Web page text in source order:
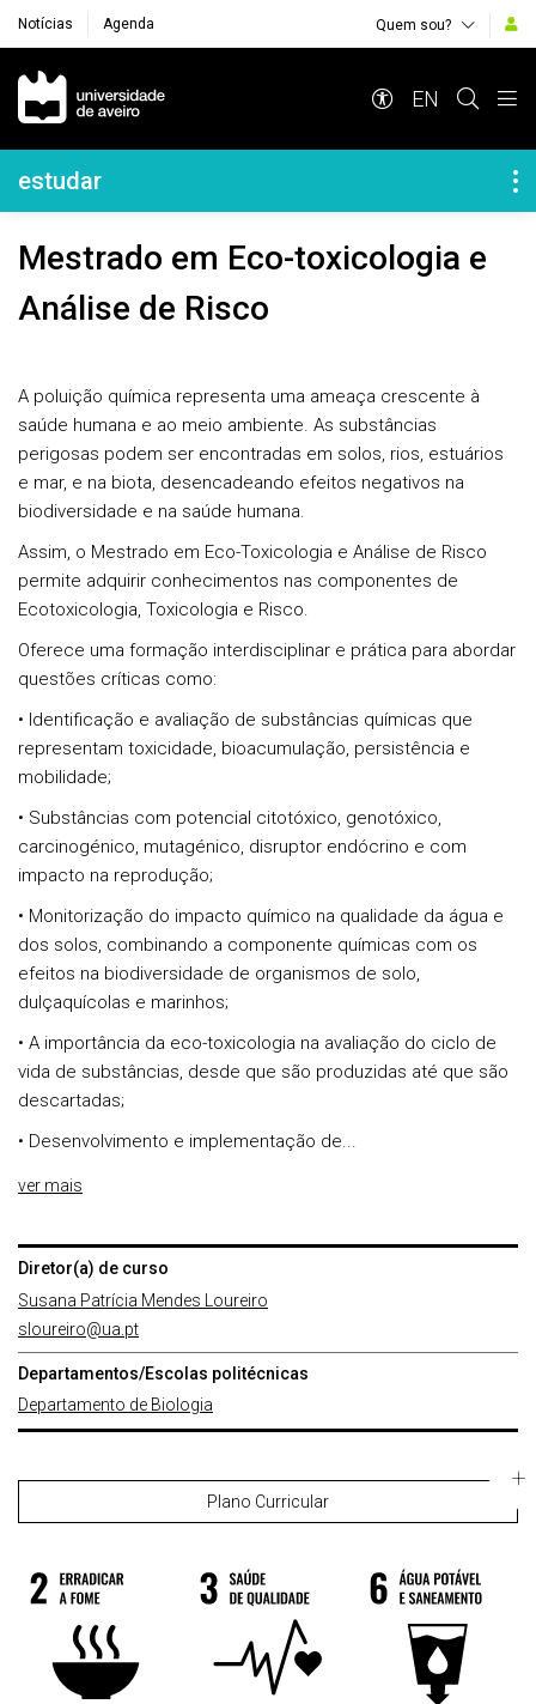
Notícias Agenda Quem sou?
Navegação Principal
EN
Navegação Lateral
estudar
Mestrado em Eco-toxicologia e
Análise de Risco
A poluição química representa uma ameaça crescente à
saúde humana e ao meio ambiente. As substâncias
perigosas podem ser encontradas em solos, rios, estuários
e mar, e na biota, desencadeando efeitos negativos na
biodiversidade e na saúde humana.
Assim, o Mestrado em Eco-Toxicologia e Análise de Risco
permite adquirir conhecimentos nas componentes de
Ecotoxicologia, Toxicologia e Risco.
Oferece uma formação interdisciplinar e prática para abordar
questões críticas como:
• Identificação e avaliação de substâncias químicas que
representam toxicidade, bioacumulação, persistência e
mobilidade;
• Substâncias com potencial citotóxico, genotóxico,
carcinogénico, mutagénico, disruptor endócrino e com
impacto na reprodução;
• Monitorização do impacto químico na qualidade da água e
dos solos, combinando a componente químicas com os
efeitos na biodiversidade de organismos de solo,
dulçaquícolas e marinhos;
• A importância da eco-toxicologia na avaliação do ciclo de
vida de substâncias, desde que são produzidas até que são
descartadas;
• Desenvolvimento e implementação de...
ver mais
Diretor(a) de curso
Susana Patrícia Mendes Loureiro
sloureiro@ua.pt
Departamentos/Escolas politécnicas
Departamento de Biologia
Plano Curricular